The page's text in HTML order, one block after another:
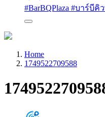
#BarBQPlaza #บาร์บี
Home
1749522709588